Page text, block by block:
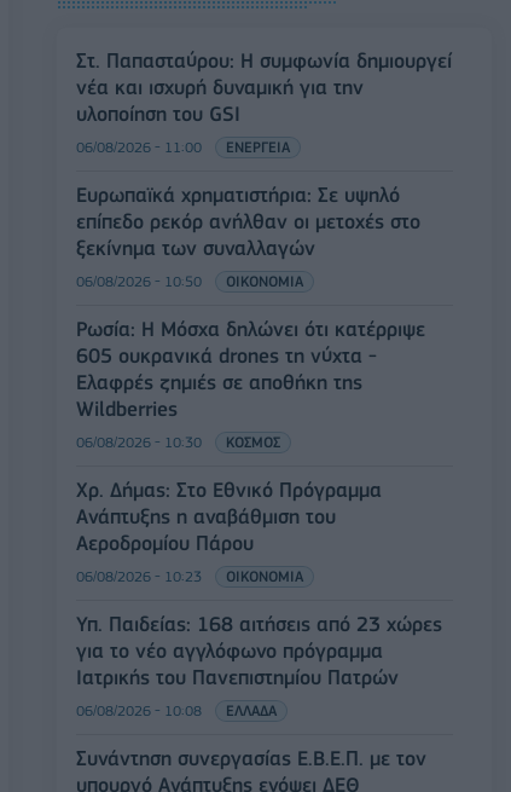
Στ. Παπασταύρου: Η συμφωνία δημιουργεί
νέα και ισχυρή δυναμική για την
υλοποίηση του GSI
06/08/2026 - 11:00 ΕΝΕΡΓΕΙΑ
Ευρωπαϊκά χρηματιστήρια: Σε υψηλό
επίπεδο ρεκόρ ανήλθαν οι μετοχές στο
ξεκίνημα των συναλλαγών
06/08/2026 - 10:50 ΟΙΚΟΝΟΜΙΑ
Ρωσία: Η Μόσχα δηλώνει ότι κατέρριψε
605 ουκρανικά drones τη νύχτα -
Ελαφρές ζημιές σε αποθήκη της
Wildberries
06/08/2026 - 10:30 ΚΟΣΜΟΣ
Χρ. Δήμας: Στο Εθνικό Πρόγραμμα
Ανάπτυξης η αναβάθμιση του
Αεροδρομίου Πάρου
06/08/2026 - 10:23 ΟΙΚΟΝΟΜΙΑ
Υπ. Παιδείας: 168 αιτήσεις από 23 χώρες
για το νέο αγγλόφωνο πρόγραμμα
Ιατρικής του Πανεπιστημίου Πατρών
06/08/2026 - 10:08 ΕΛΛΑΔΑ
Συνάντηση συνεργασίας Ε.Β.Ε.Π. με τον
υπουργό Ανάπτυξης ενόψει ΔΕΘ